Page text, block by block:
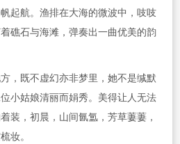
起航。渔排在大海的微波中，吱吱
礁石与海滩，弹奏出一曲优美的韵
既不虚幻亦非梦里，她不是缄默
小姑娘清丽而娟秀。美得让人无法
装，初晨，山间氤氲，芳草萋萋，
妆。